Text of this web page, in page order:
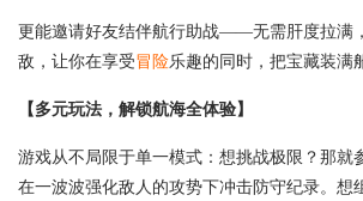
更能邀请好友结伴航行助战——无需肝度拉满
敌，让你在享受冒险乐趣的同时，把宝藏装满
【多元玩法，解锁航海全体验】
游戏从不局限于单一模式：想挑战极限？那就
在一波波强化敌人的攻势下冲击防守纪录。想